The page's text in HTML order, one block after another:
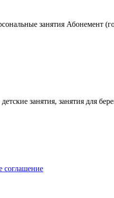
занятия Абонемент
занятия, занятия для
соглашение